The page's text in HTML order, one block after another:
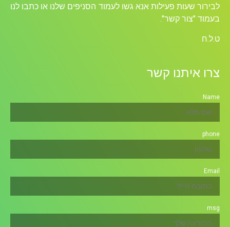
לבירור שעות פעילות אנא גשו לעמוד הסניפים שלנו או כתבו לנו
בעמוד "צור קשר".
ט.ל.ח
צרו איתנו קשר
Name
phone
Email
msg